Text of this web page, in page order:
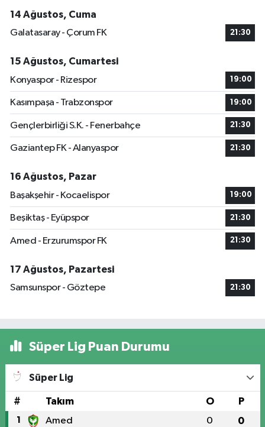
14 Ağustos, Cuma
Galatasaray - Çorum FK
21:30
15 Ağustos, Cumartesi
Konyaspor - Rizespor
19:00
Kasımpaşa - Trabzonspor 19:00
Gençlerbirliği S.K. - Fenerbahçe 21:30
Gaziantep FK - Alanyaspor 21:30
16 Ağustos, Pazar
Başakşehir - Kocaelispor
19:00
Beşiktaş - Eyüpspor 21:30
Amed - Erzurumspor FK 21:30
17 Ağustos, Pazartesi
Samsunspor - Göztepe
21:30
Süper Lig Puan Durumu
Süper Lig
# Takım O P
1 Amed 0 0